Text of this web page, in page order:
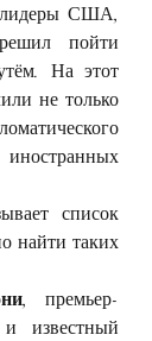
США,
пойти
На этот
не только
список
найти таких
, премьер-
известный